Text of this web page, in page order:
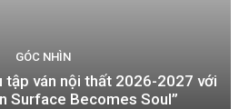
GÓC NHÌN
tập ván nội thất 2026-2027 với
Surface Becomes Soul”